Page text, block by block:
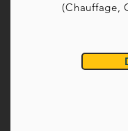
(Chauffage,